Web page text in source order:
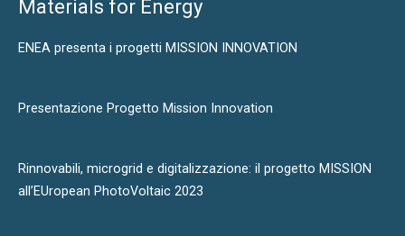
Materials for Energy
ENEA presenta i progetti MISSION INNOVATION
Presentazione Progetto Mission Innovation
Rinnovabili, microgrid e digitalizzazione: il progetto MISSION
all’EUropean PhotoVoltaic 2023